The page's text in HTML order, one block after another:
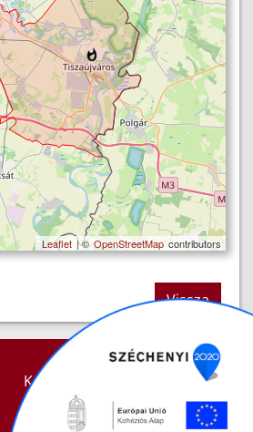
Leaflet | © OpenStreetMap contributors
Vissza
KAPCSOLAT
IMPRESSZUM